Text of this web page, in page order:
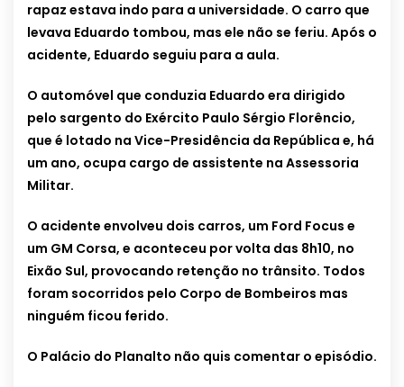
rapaz estava indo para a universidade. O carro que
levava Eduardo tombou, mas ele não se feriu. Após o
acidente, Eduardo seguiu para a aula.
O automóvel que conduzia Eduardo era dirigido
pelo sargento do Exército Paulo Sérgio Florêncio,
que é lotado na Vice-Presidência da República e, há
um ano, ocupa cargo de assistente na Assessoria
Militar.
O acidente envolveu dois carros, um Ford Focus e
um GM Corsa, e aconteceu por volta das 8h10, no
Eixão Sul, provocando retenção no trânsito. Todos
foram socorridos pelo Corpo de Bombeiros mas
ninguém ficou ferido.
O Palácio do Planalto não quis comentar o episódio.